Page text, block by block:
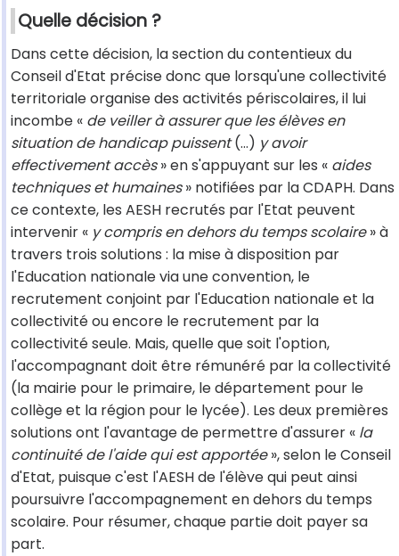
Quelle décision ?
Dans cette décision, la section du contentieux du
Conseil d'Etat précise donc que lorsqu'une collectivité
territoriale organise des activités périscolaires, il lui
incombe « de veiller à assurer que les élèves en
situation de handicap puissent(…) y avoir
effectivement accès» en s'appuyant sur les « aides
techniques et humaines» notifiées par la CDAPH. Dans
ce contexte, les AESH recrutés par l'Etat peuvent
intervenir « y compris en dehors du temps scolaire» à
travers trois solutions : la mise à disposition par
l'Education nationale via une convention, le
recrutement conjoint par l'Education nationale et la
collectivité ou encore le recrutement par la
collectivité seule. Mais, quelle que soit l'option,
l'accompagnant doit être rémunéré par la collectivité
(la mairie pour le primaire, le département pour le
collège et la région pour le lycée). Les deux premières
solutions ont l'avantage de permettre d'assurer « la
continuité de l'aide qui est apportée», selon le Conseil
d'Etat, puisque c'est l'AESH de l'élève qui peut ainsi
poursuivre l'accompagnement en dehors du temps
scolaire. Pour résumer, chaque partie doit payer sa
part.